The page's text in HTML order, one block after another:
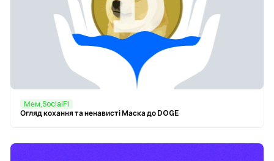
Мем,SocialFi
Огляд кохання та ненависті Маска до DOGE